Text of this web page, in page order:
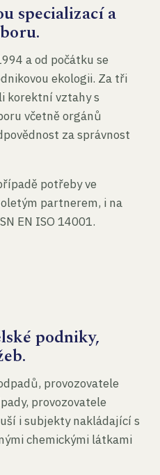
specializací a
a od počátku se
ekologii. Za tři
korektní vztahy s
včetně orgánů
za správnost
potřeby ve
partnerem, i na
EN ISO 14001.
podniky,
provozovatele
provozovatele
i subjekty nakládající s
chemickými látkami